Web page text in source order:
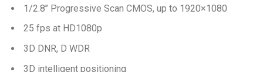
1/2.8’’ Progressive Scan CMOS, up to 1920×1080
25 fps at HD1080p
3D DNR, D WDR
3D intelligent positioning